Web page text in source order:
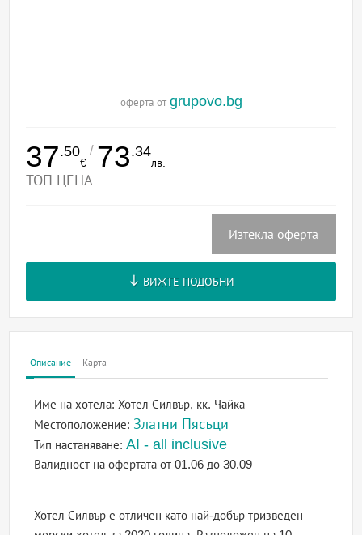
оферта от grupovo.bg
37.50
€
/ 73.34
лв.
ТОП ЦЕНА
Изтекла оферта
ВИЖТЕ ПОДОБНИ
Описание Карта
Име на хотела: Хотел Силвър, кк. Чайка
Местоположение: Златни Пясъци
Тип настаняване:AI - all inclusive
Валидност на офертатаот 01.06 до 30.09
Хотел Силвър е отличен като най-добър тризведен